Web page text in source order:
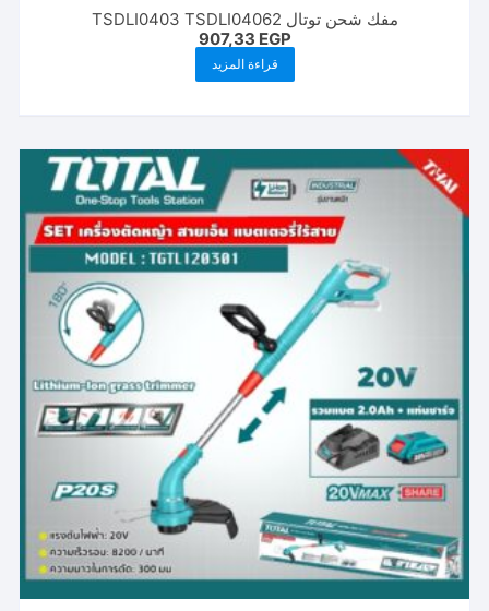
مفك شحن توتال TSDLI0403 TSDLI04062
907,33 EGP
قراءة المزيد